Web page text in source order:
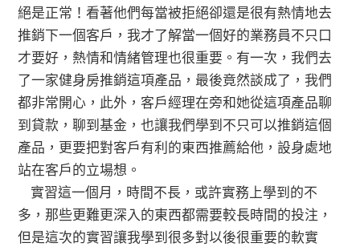
絕是正常！看著他們每當被拒絕卻還是很有熱情地去
推銷下一個客戶，我才了解當一個好的業務員不只口
才要好，熱情和情緒管理也很重要。有一次，我們去
了一家健身房推銷這項產品，最後竟然談成了，我們
都非常開心，此外，客戶經理在旁和她從這項產品聊
到貸款，聊到基金，也讓我們學到不只可以推銷這個
產品，更要把對客戶有利的東西推薦給他，設身處地
站在客戶的立場想。
實習這一個月，時間不長，或許實務上學到的不
多，那些更難更深入的東西都需要較長時間的投注，
但是這次的實習讓我學到很多對以後很重要的軟實